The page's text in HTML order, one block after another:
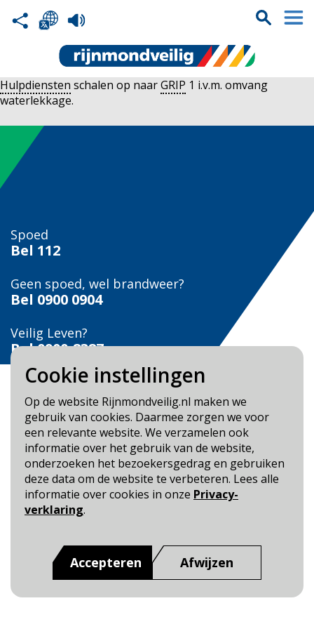
Cookie instellingen
Op de website Rijnmondveilig.nl maken we
gebruik van cookies. Daarmee zorgen we voor
een relevante website. We verzamelen ook
informatie over het gebruik van de website,
onderzoeken het bezoekersgedrag en gebruiken
deze data om de website te verbeteren. Lees alle
informatie over cookies in onze Privacy-
verklaring.
Accepteren Afwijzen
Hulpdiensten schalen op naarGRIP 1 i.v.m. omvang
waterlekkage.
Spoed
Bel 112
Geen spoed, wel brandweer?
Bel 0900 0904
Veilig Leven?
Bel 0900-8387
Blijf op de hoogte
Cookie- en Privacybeleid
Toegankelijkheid